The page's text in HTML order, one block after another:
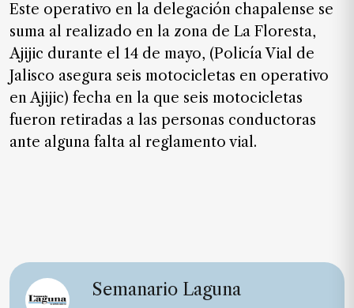
Este operativo en la delegación chapalense se
suma al realizado en la zona de La Floresta,
Ajijic durante el 14 de mayo, (Policía Vial de
Jalisco asegura seis motocicletas en operativo
en Ajijic) fecha en la que seis motocicletas
fueron retiradas a las personas conductoras
ante alguna falta al reglamento vial.
Semanario Laguna